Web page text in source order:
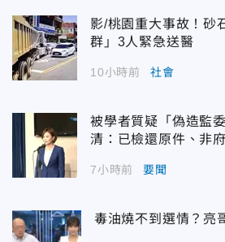
影/桃園重大事故！砂
群」3人緊急送醫
10小時前 社會
被學者質疑「偽造監
清：已檢還原件、非
7小時前 要聞
毒油燒不到選情？亮